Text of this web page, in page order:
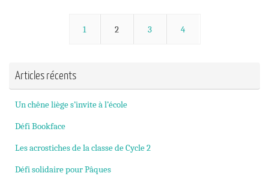
1 2 3 4
Articles récents
Un chêne liège s’invite à l’école
Défi Bookface
Les acrostiches de la classe de Cycle 2
Défi solidaire pour Pâques